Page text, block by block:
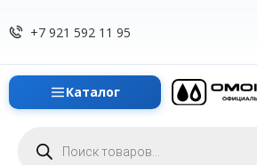
+7 921 592 11 95
Каталог
товаров